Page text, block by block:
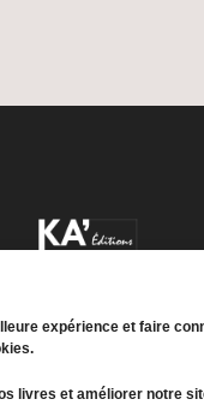
expérience et faire
livres et améliorer notre